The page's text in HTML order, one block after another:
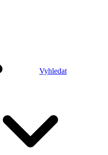
Vyhledat